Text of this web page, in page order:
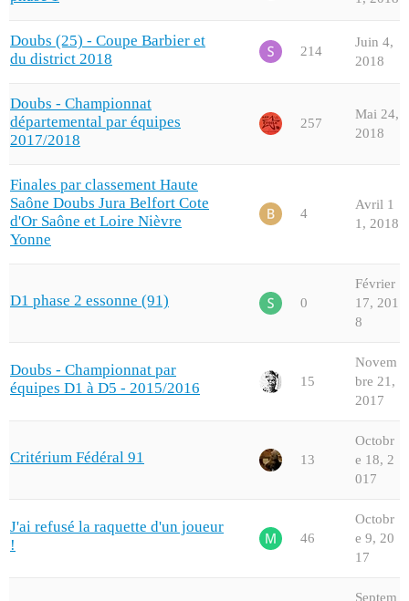
Doubs (25) - Coupe Barbier et
du district 2018
214
Juin 4,
2018
Doubs - Championnat
départemental par équipes
2017/2018
257
Mai 24,
2018
Finales par classement Haute
Saône Doubs Jura Belfort Cote
d'Or Saône et Loire Nièvre
Yonne
4
Avril 1
1, 2018
D1 phase 2 essonne (91) 0
Février
17, 201
8
Doubs - Championnat par
équipes D1 à D5 - 2015/2016
15
Novem
bre 21,
2017
Critérium Fédéral 91 13
Octobr
e 18, 2
017
J'ai refusé la raquette d'un joueur
!
46
Octobr
e 9, 20
17
Septem